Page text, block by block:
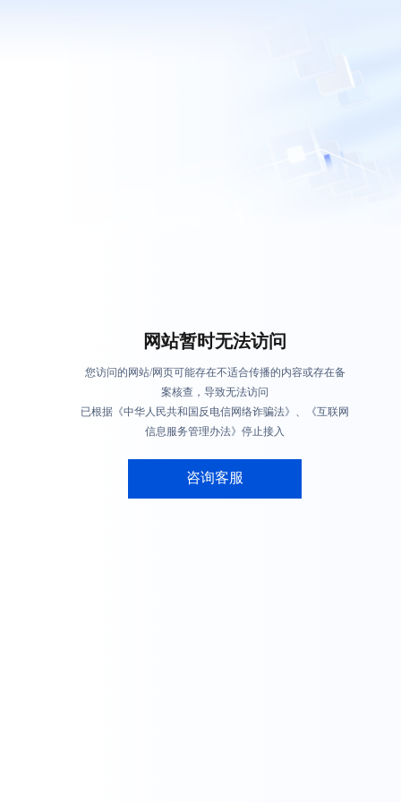
网站暂时无法访问
您访问的网站/网页可能存在不适合传播的内容或存在备
案核查，导致无法访问
已根据《中华人民共和国反电信网络诈骗法》、《互联网
信息服务管理办法》停止接入
咨询客服